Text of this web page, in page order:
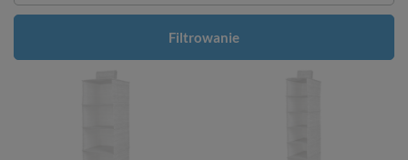
Filtrowanie